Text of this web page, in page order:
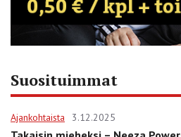
Suosituimmat
Ajankohtaista 3.12.2025